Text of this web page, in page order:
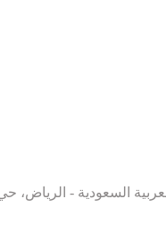
السعودية - الرياض،